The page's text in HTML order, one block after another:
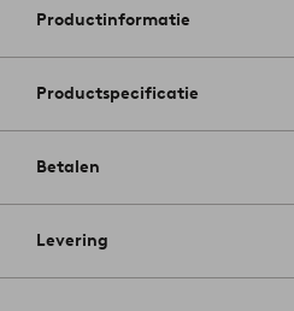
Productinformatie
Productspecificatie
Betalen
Levering